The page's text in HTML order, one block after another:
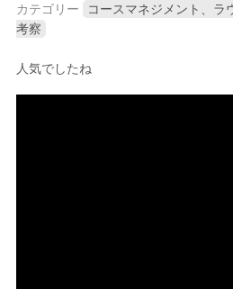
カテゴリー コースマネジメント、ラ
考察
人気でしたね